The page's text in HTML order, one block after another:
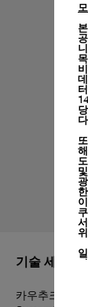
기술 세부
카우추크 레드